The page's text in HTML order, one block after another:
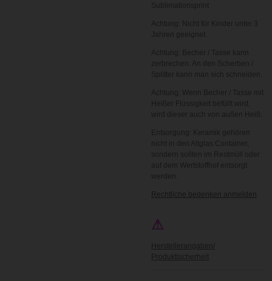
Sublimationsprint
Achtung: Nicht für Kinder unter 3
Jahren geeignet.
Achtung: Becher / Tasse kann
zerbrechen. An den Scherben /
Splitter kann man sich schneiden.
Achtung: Wenn Becher / Tasse mit
Heißer Flüssigkeit befüllt wird,
wird dieser auch von außen Heiß.
Entsorgung: Keramik gehören
nicht in den Altglas Container,
sondern sollten im Restmüll oder
auf dem Wertstoffhof entsorgt
werden.
Rechtliche bedenken anmelden
⚠
Herstellerangaben/
Produktsicherheit